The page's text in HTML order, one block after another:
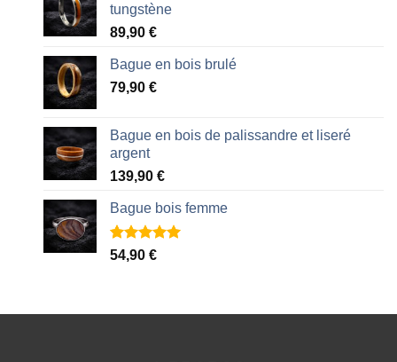
tungstène
89,90 €
Bague en bois brulé
79,90 €
Bague en bois de palissandre et liseré
argent
139,90 €
Bague bois femme
Noté5.00
2
54,90 €